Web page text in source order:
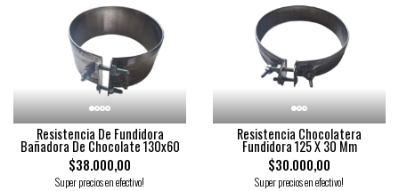
Resistencia De Fundidora
Bañadora De Chocolate 130x60
$38.000,00
Super precios en efectivo!
Resistencia Chocolatera
Fundidora 125 X 30 Mm
$30.000,00
Super precios en efectivo!